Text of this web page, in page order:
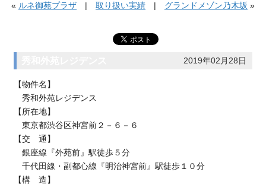
« ルネ御苑プラザ| 取り扱い実績| グランドメゾン乃木坂 »
2019年02月28日
【物件名】
秀和外苑レジデンス
【所在地】
東京都渋谷区神宮前２－６－６
【交 通】
銀座線『外苑前』駅徒歩５分
千代田線・副都心線『明治神宮前』駅徒歩１０分
【構 造】